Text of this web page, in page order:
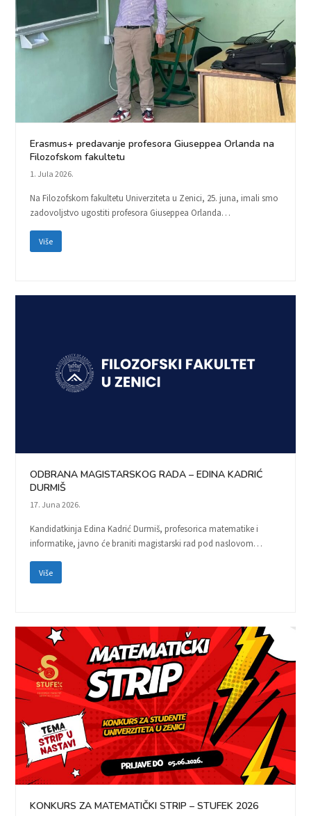
Erasmus+ predavanje profesora Giuseppea Orlanda na
Filozofskom fakultetu
1. Jula 2026.
Na Filozofskom fakultetu Univerziteta u Zenici, 25. juna, imali smo
zadovoljstvo ugostiti profesora Giuseppea Orlanda…
Više
ODBRANA MAGISTARSKOG RADA – EDINA KADRIĆ
DURMIŠ
17. Juna 2026.
Kandidatkinja Edina Kadrić Durmiš, profesorica matematike i
informatike, javno će braniti magistarski rad pod naslovom…
Više
KONKURS ZA MATEMATIČKI STRIP – STUFEK 2026